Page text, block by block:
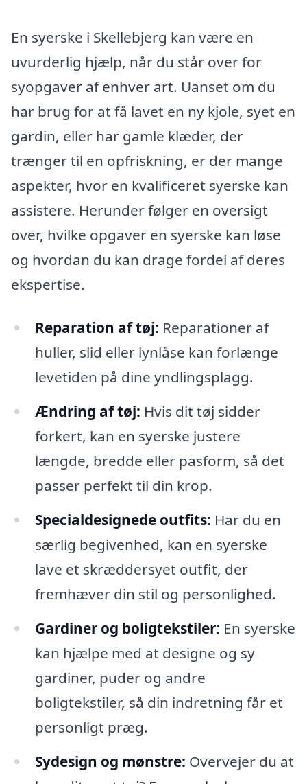
En syerske i Skellebjerg kan være en
uvurderlig hjælp, når du står over for
syopgaver af enhver art. Uanset om du
har brug for at få lavet en ny kjole, syet en
gardin, eller har gamle klæder, der
trænger til en opfriskning, er der mange
aspekter, hvor en kvalificeret syerske kan
assistere. Herunder følger en oversigt
over, hvilke opgaver en syerske kan løse
og hvordan du kan drage fordel af deres
ekspertise.
Reparation af tøj: Reparationer af
huller, slid eller lynlåse kan forlænge
levetiden på dine yndlingsplagg.
Ændring af tøj: Hvis dit tøj sidder
forkert, kan en syerske justere
længde, bredde eller pasform, så det
passer perfekt til din krop.
Specialdesignede outfits: Har du en
særlig begivenhed, kan en syerske
lave et skræddersyet outfit, der
fremhæver din stil og personlighed.
Gardiner og boligtekstiler: En syerske
kan hjælpe med at designe og sy
gardiner, puder og andre
boligtekstiler, så din indretning får et
personligt præg.
Sydesign og mønstre: Overvejer du at